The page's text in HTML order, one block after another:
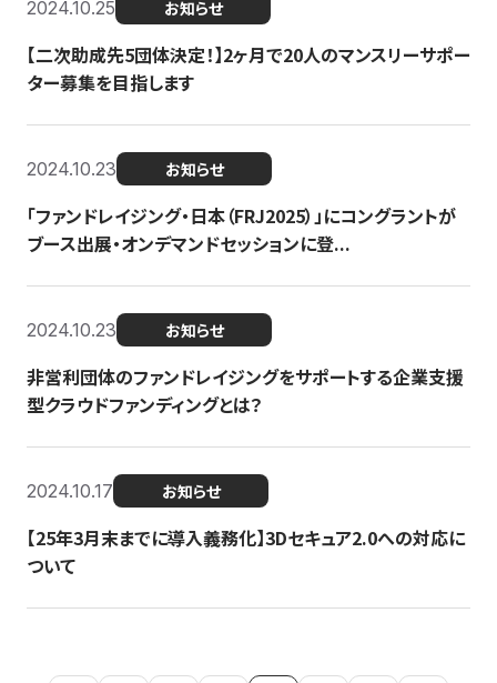
2024.10.25 お知らせ
【二次助成先5団体決定！】2ヶ月で20人のマンスリーサポー
ター募集を目指します
2024.10.23 お知らせ
「ファンドレイジング・日本（FRJ2025）」にコングラントが
ブース出展・オンデマンドセッションに登...
2024.10.23 お知らせ
非営利団体のファンドレイジングをサポートする企業支援
型クラウドファンディングとは？
2024.10.17 お知らせ
【25年3月末までに導入義務化】3Dセキュア2.0への対応に
ついて